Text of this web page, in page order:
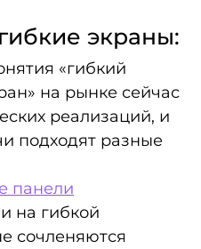
экраны:
«гибкий
на рынке сейчас
реализаций, и
подходят разные
панели
на гибкой
сочленяются